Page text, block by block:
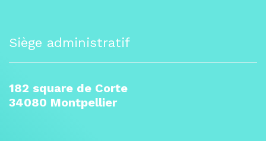
Siège administratif
182 square de Corte
34080 Montpellier